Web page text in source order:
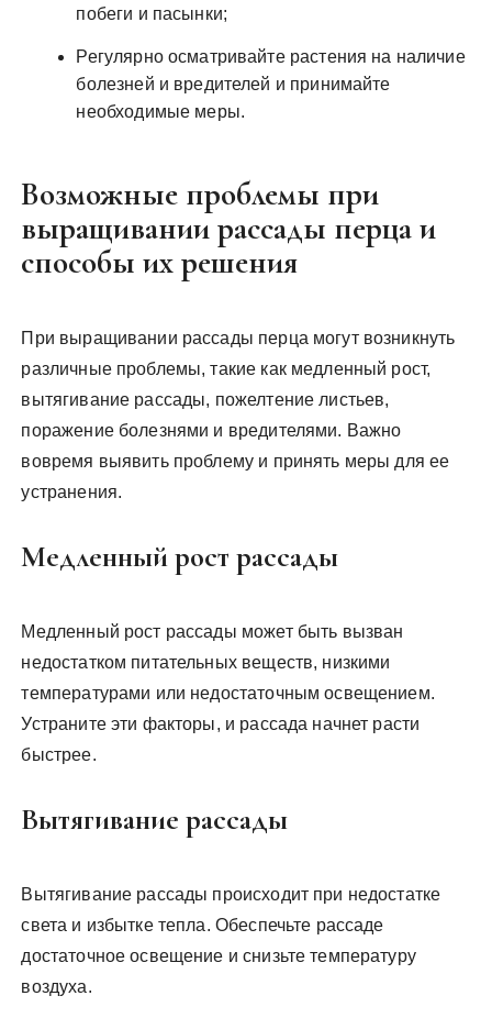
побеги и пасынки;
Регулярно осматривайте растения на наличие
болезней и вредителей и принимайте
необходимые меры.
Возможные проблемы при
выращивании рассады перца и
способы их решения
При выращивании рассады перца могут возникнуть
различные проблемы, такие как медленный рост,
вытягивание рассады, пожелтение листьев,
поражение болезнями и вредителями. Важно
вовремя выявить проблему и принять меры для ее
устранения.
Медленный рост рассады
Медленный рост рассады может быть вызван
недостатком питательных веществ, низкими
температурами или недостаточным освещением.
Устраните эти факторы, и рассада начнет расти
быстрее.
Вытягивание рассады
Вытягивание рассады происходит при недостатке
света и избытке тепла. Обеспечьте рассаде
достаточное освещение и снизьте температуру
воздуха.